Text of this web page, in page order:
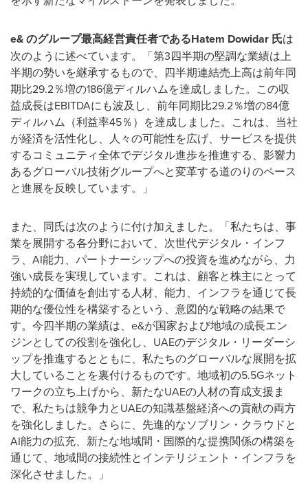
e&のグループ最高経営責任者であるHatem Dowidar 氏は
次のように述べています。「第3四半期の堅調な業績は上
半期の勢いを継承するもので、四半期連結売上高は前年同
期比29.2％増の186億ディルハムを達成しました。この収
益成長はEBITDAにも波及し、前年同期比29.2％増の84億
ディルハム（利益率45％）を達成しました。これは、当社
が経済を活性化し、人々の可能性を広げ、サービスを提供
するコミュニティ全体でデジタル進歩を推進する、影響力
あるグローバル技術グループへと変革する道のりのペース
と進展を反映しています。」
また、同氏は次のように付け加えました。「私たちは、事
業を展開する各分野において、次世代デジタル・インフ
ラ、AI能力、パートナーシップへの投資を進めながら、力
強い成長を実現しています。これは、顧客と株主にとって
持続的な価値を創出する人材、能力、インフラを通じて長
期的な優位性を構築するという、意図的な戦略の結果で
す。今四半期の業績は、e&が国家および地域の成長エン
ジンとしての役割を強化し、UAEのデジタル・リーダーシ
ップを推進するとともに、私たちのグローバルな展開を拡
大していることを裏付けるものです。地域初の5.5Gネット
ワークの立ち上げから、新たなUAEの人材の育成支援ま
で、私たちは競争力とUAEの知識基盤経済への貢献の両方
を強化しました。さらに、先進的なソブリン・クラウドと
AI能力の拡充、新たな地域間・国際的な提携関係の構築を
通じて、地域間の接続性とインテリジェント・インフラを
深化させました。」